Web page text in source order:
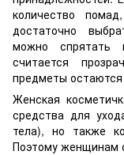
количество
достаточно
можно спрятать
считается
предметы остаются
Женская
средства для
тела), но также
Поэтому женщинам